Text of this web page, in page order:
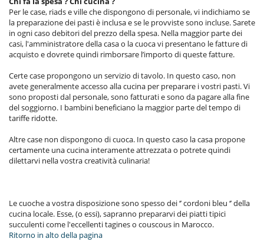
Per le case, riads e ville che dispongono di personale, vi indichiamo se
la preparazione dei pasti è inclusa e se le provviste sono incluse. Sarete
in ogni caso debitori del prezzo della spesa. Nella maggior parte dei
casi, l'amministratore della casa o la cuoca vi presentano le fatture di
acquisto e dovrete quindi rimborsare l’importo di queste fatture.
Certe case propongono un servizio di tavolo. In questo caso, non
avete generalmente accesso alla cucina per preparare i vostri pasti. Vi
sono proposti dal personale, sono fatturati e sono da pagare alla fine
del soggiorno. I bambini beneficiano la maggior parte del tempo di
tariffe ridotte.
Altre case non dispongono di cuoca. In questo caso la casa propone
certamente una cucina interamente attrezzata o potrete quindi
dilettarvi nella vostra creatività culinaria!
Le cuoche a vostra disposizione sono spesso dei ‘’ cordoni bleu ‘’ della
cucina locale. Esse, (o essi), sapranno prepararvi dei piatti tipici
succulenti come l'eccellenti tagines o couscous in Marocco.
Ritorno in alto della pagina